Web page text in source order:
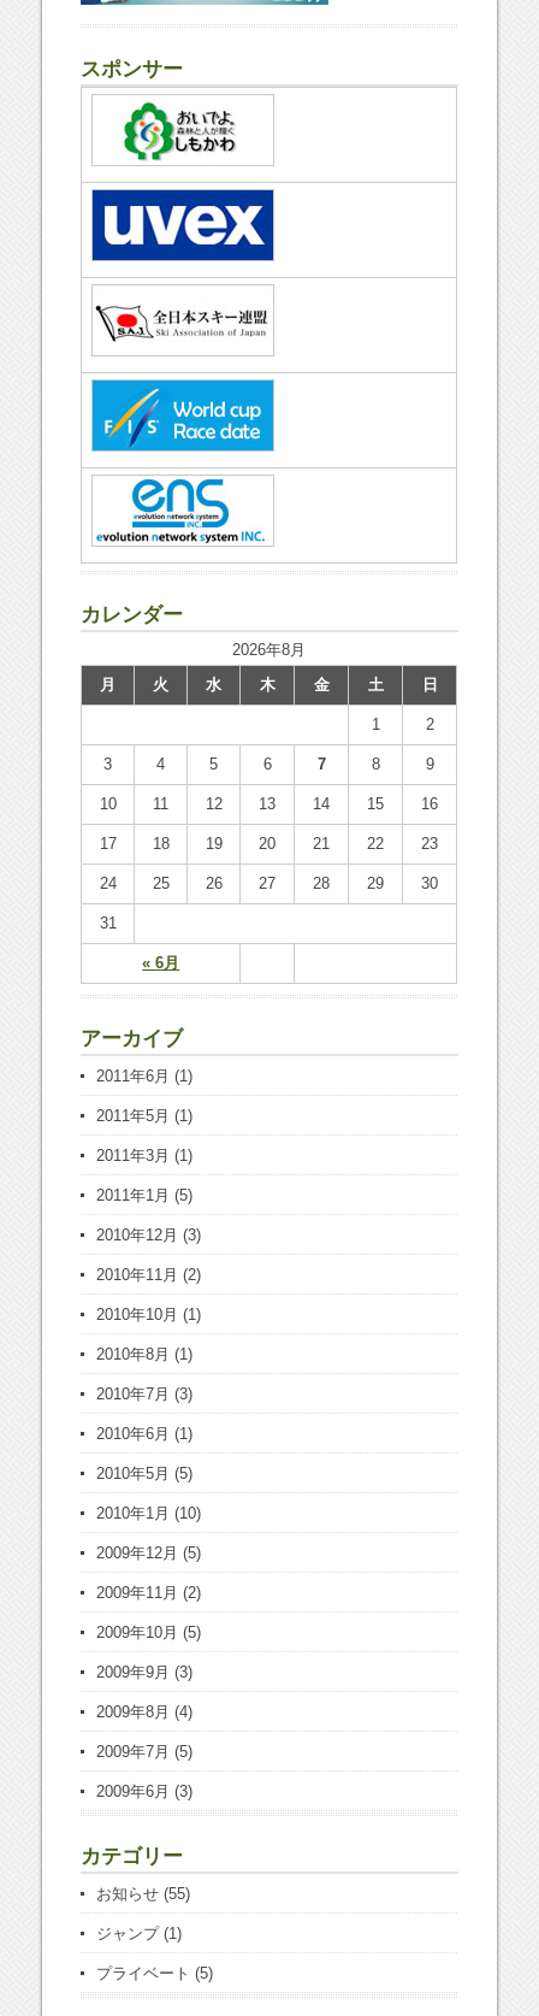
スポンサー
カレンダー
2026年8月
月
火 水 木 金 土 日
« 6月
1 2
3 4 5 6 7 8 9
10 11 12 13 14 15 16
17 18 19 20 21 22 23
24 25 26 27 28 29 30
31
アーカイブ
2011年6月 (1)
2011年5月 (1)
2011年3月 (1)
2011年1月 (5)
2010年12月 (3)
2010年11月 (2)
2010年10月 (1)
2010年8月 (1)
2010年7月 (3)
2010年6月 (1)
2010年5月 (5)
2010年1月 (10)
2009年12月 (5)
2009年11月 (2)
2009年10月 (5)
2009年9月 (3)
2009年8月 (4)
2009年7月 (5)
2009年6月 (3)
カテゴリー
お知らせ (55)
ジャンプ(1)
プライベート (5)